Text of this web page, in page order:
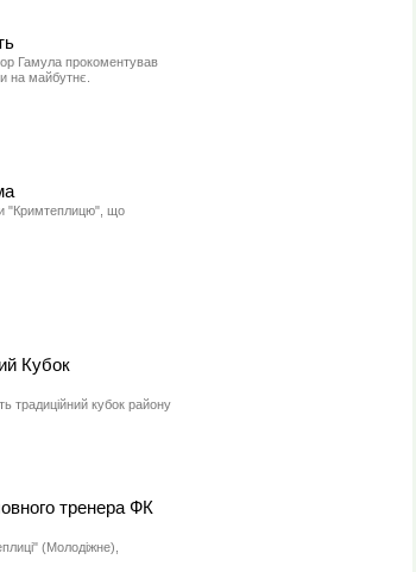
Гамула прокоментував
на майбутнє.
"Кримтеплицю", що
Кубок
традиційний кубок району
тренера ФК
(Молодіжне),